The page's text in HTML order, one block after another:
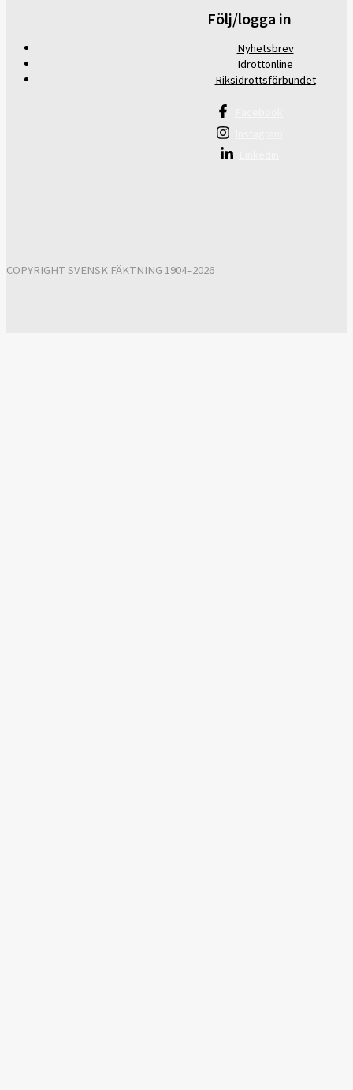
Följ/logga in
Nyhetsbrev
Idrottonline
Riksidrottsförbundet
COPYRIGHT SVENSK FÄKTNING 1904–2026